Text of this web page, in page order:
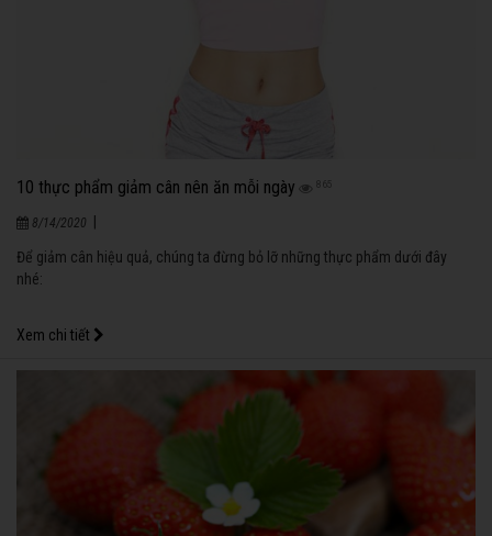
10 thực phẩm giảm cân nên ăn mỗi ngày 865
8/14/2020
Để giảm cân hiệu quả, chúng ta đừng bỏ lỡ những thực phẩm dưới đây
nhé:
Xem chi tiết